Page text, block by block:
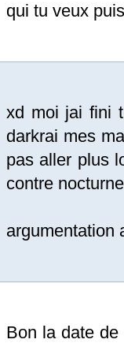
qui tu veux
xd moi jai fini
darkrai mes
pas aller plus
contre nocturne
argumentation
Bon la date